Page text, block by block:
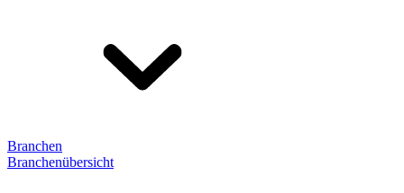
Branchen
Branchenübersicht